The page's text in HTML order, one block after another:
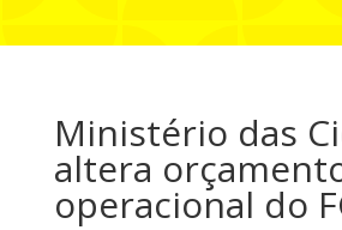
Ministério das
altera
operacional do